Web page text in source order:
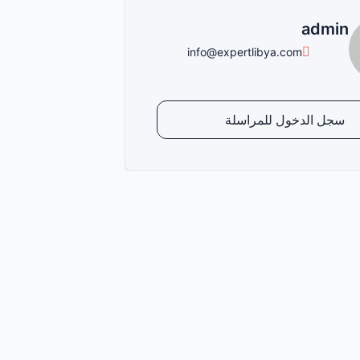
admin
info@expertlibya.com
سجل الدخول للمراسلة